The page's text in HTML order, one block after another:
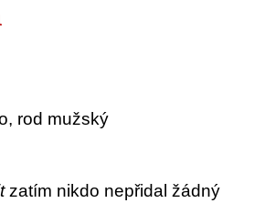
rod mužský
zatím nikdo nepřidal žádný